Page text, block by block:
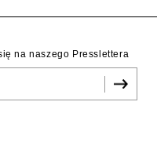
na naszego Presslettera